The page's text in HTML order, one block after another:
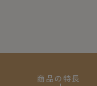
商品の特長